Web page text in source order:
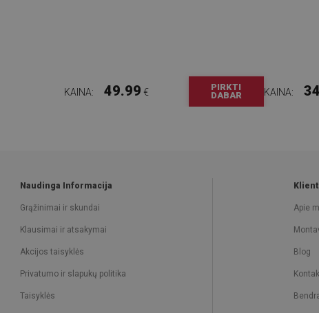
KAINA: 49.99 €
PIRKTI
DABAR
KAINA:
Naudinga Informacija
Grąžinimai ir skundai
Klausimai ir atsakymai
Akcijos taisyklės
Privatumo ir slapukų politika
Taisyklės
Apie
Blog